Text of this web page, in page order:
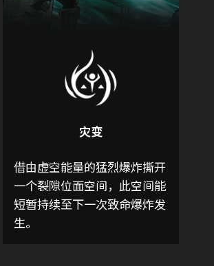
灾变
借由虚空能量的猛烈爆炸撕开
一个裂隙位面空间，此空间能
短暂持续至下一次致命爆炸发
生。